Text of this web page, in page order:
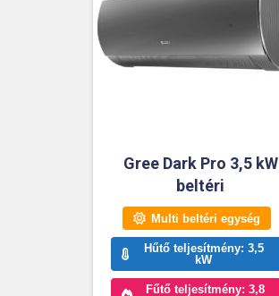
Gree Dark Pro 3,5 kW
beltéri
Multi beltéri egység
Hűtő teljesítmény: 3,5
kW
Fűtő teljesítmény: 3,8